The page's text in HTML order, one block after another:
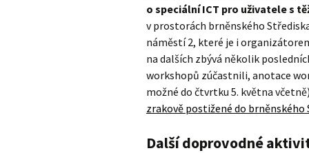
o speciální ICT pro uživatele s
v prostorách brněnského
náměstí 2, které je i
na dalších zbývá několik
workshopů zúčastnili, anotace
možné do čtvrtku 5. května
zrakově postižené do brněnského
Další doprovodné